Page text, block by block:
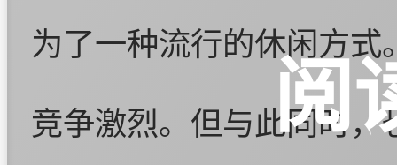
为了一种流行的休闲方
竞争激烈。但与此同时
阅